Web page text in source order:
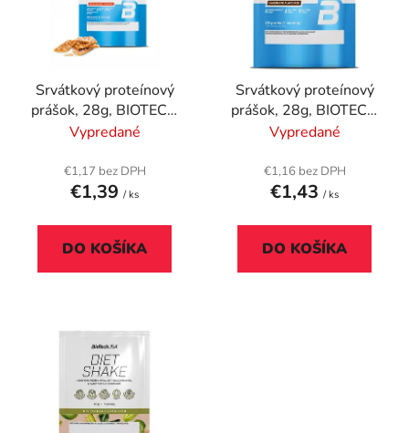
Srvátkový proteínový
prášok, 28g, BIOTECH
USA "100% Pure
Vypredané
€1,17 bez DPH
€1,39 / ks
DO KOŠÍKA
Srvátkový proteínový
prášok, 28g, BIOTECH
USA "100% Pure
Vypredané
€1,16 bez DPH
€1,43 / ks
DO KOŠÍKA